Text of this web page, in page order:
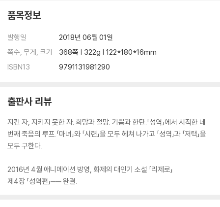
품목정보
발행일
2018년 06월 01일
쪽수, 무게, 크기
368쪽 | 322g | 122*180*16mm
ISBN13
9791131981290
출판사 리뷰
지킨 자, 지키지 못한 자. 희망과 절망. 기쁨과 한탄.「성역」에서 시작한 네
번째 죽음의 루프.「마녀」와 「시련」을 모두 헤쳐 나가고 「성역」과 「저택」을
모두 구한다.
2016년 4월 애니메이션 방영, 화제의 대인기 소설 「리제로」
제4장 「성역편」── 완결.